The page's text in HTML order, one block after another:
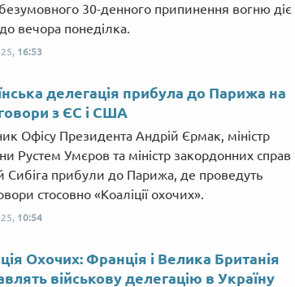
30-денного припинення вогню діє
вечора понеділка.
16:53
делегація прибула до Парижа на
з ЄС і США
Офісу Президента Андрій Єрмак, міністр
Рустем Умєров та міністр закордонних справ
Сибіга прибули до Парижа, де проведуть
стосовно «Коаліції охочих».
10:54
Охочих: Франція і Велика Британія
військову делегацію в Україну